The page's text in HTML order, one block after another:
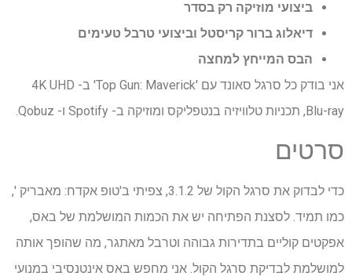
ביצועי מוזיקה רק בסדר
דיאלוג ברור קריסטל וביצועי טרבל טעימים
הבס המייחץ למחצה
אני בודק כל סרגל סאונד עם 'Top Gun: Maverick' ב- 4K UHD
Blu-ray, תכניות טלוויזיה בנטפליקס ומוזיקה ב- Spotify ו- Qobuz.
סרטים
כדי לבדוק את סרגל הקול של 3.1.2, צפיתי ב'טופ אקדח: מאבריק ',
כמו תמיד. לסצנת הפתיחה יש את הכמות המושלמת של באס,
אפקטים קוליים בתדירות גבוהה וטרבל מאתגר, מה שהופך אותה
למושלמת לבדיקת סרגל הקול. אני מחפש באס אינטנסיבי במנועי